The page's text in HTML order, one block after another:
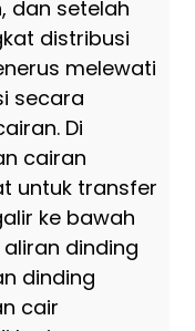
dan setelah
distribusi
melewati
secara
Di
cairan
untuk transfer
ke bawah
dinding
dinding
cair